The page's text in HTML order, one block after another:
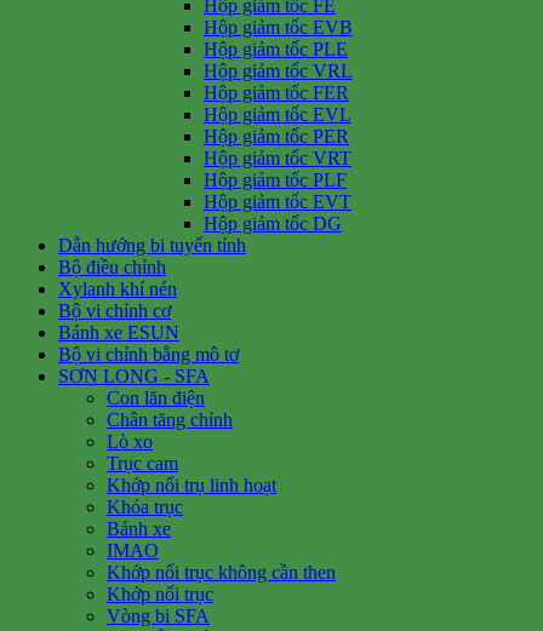
Hộp giảm tốc FE
Hộp giảm tốc EVB
Hộp giảm tốc PLE
Hộp giảm tốc VRL
Hộp giảm tốc FER
Hộp giảm tốc EVL
Hộp giảm tốc PER
Hộp giảm tốc VRT
Hộp giảm tốc PLF
Hộp giảm tốc EVT
Hộp giảm tốc DG
Dẫn hướng bi tuyến tính
Bộ điều chỉnh
Xylanh khí nén
Bộ vi chỉnh cơ
Bánh xe ESUN
Bộ vi chỉnh bằng mô tơ
SƠN LONG - SFA
Con lăn điện
Chân tăng chỉnh
Lò xo
Trục cam
Khớp nối trụ linh hoạt
Khóa trục
Bánh xe
IMAO
Khớp nối trục không cần then
Khớp nối trục
Vòng bi SFA